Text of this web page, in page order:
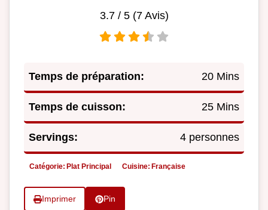
3.7/ 5 (7Avis)
Temps de préparation: 20 Mins
Temps de cuisson: 25 Mins
Servings: 4 personnes
Catégorie: Plat Principal Cuisine: Française
Imprimer Pin